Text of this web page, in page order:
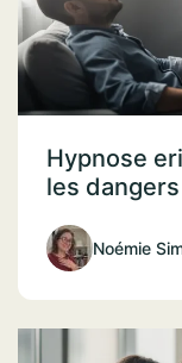
Hypnose
les
Noémie